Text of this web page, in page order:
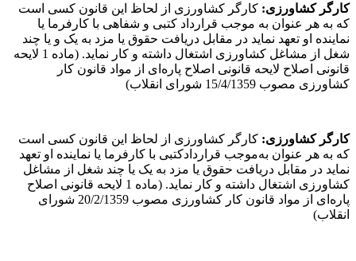
کارگر کشاورزی: کارگر کشاورزی از لحاظ این قانون کسی است
که به هر عنوان به موجب قرارداد کتبی و شفاهی با کارفرما یا
نماینده او تعهد نماید در مقابل دریافت حقوق یا مزد به یک و یا چند
شغل از مشاغل کشاورزی اشتغال داشته و کار نماید. (ماده 1 لایحه
قانونی اصلاح لایحه قانونی اصلاح پاره‌ای از مواد قانون کار
کشاورزی مصوب 15/4/1359 شورای انقلاب)
کارگر کشاورزی: کارگر کشاورزی از لحاظ این قانون کسی است
که به هر عنوان به‌موجب قراردادکتبی با کارفرما یا نماینده او تعهد
نماید در مقابل دریافت حقوق یا مزد به یک یا چند شغل از مشاغل
کشاورزی اشتغال داشته و کار نماید. (ماده 1 لایحه قانونی اصلاح
پاره‌ای از مواد قانون کار کشاورزی مصوب 20/2/1359 شورای
انقلاب)